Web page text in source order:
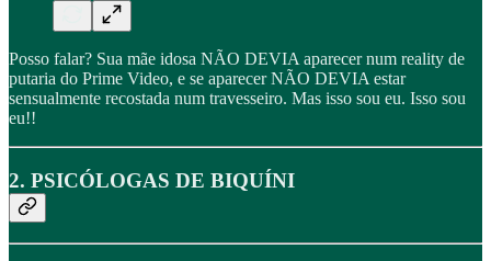
Posso falar? Sua mãe idosa NÃO DEVIA aparecer num reality de
putaria do Prime Video, e se aparecer NÃO DEVIA estar
sensualmente recostada num travesseiro. Mas isso sou eu. Isso sou
eu!!
2. PSICÓLOGAS DE BIQUÍNI